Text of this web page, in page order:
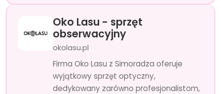
Oko Lasu - sprzęt
obserwacyjny
okolasu.pl
Firma Oko Lasu z Simoradza oferuje
wyjątkowy sprzęt optyczny,
dedykowany zarówno profesjonalistom,